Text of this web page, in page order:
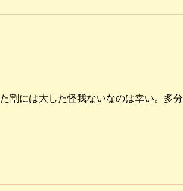
割には大した怪我ないなのは幸い。多分